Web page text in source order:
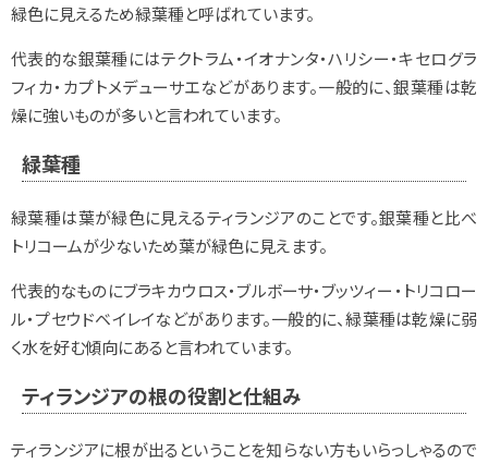
緑色に見えるため緑葉種と呼ばれています。
代表的な銀葉種にはテクトラム・イオナンタ・ハリシー・キセログラ
フィカ・カプトメデューサエなどがあります。一般的に、銀葉種は乾
燥に強いものが多いと言われています。
緑葉種
緑葉種は葉が緑色に見えるティランジアのことです。銀葉種と比べ
トリコームが少ないため葉が緑色に見えます。
代表的なものにブラキカウロス・ブルボーサ・ブッツィー・トリコロー
ル・プセウドベイレイなどがあります。一般的に、緑葉種は乾燥に弱
く水を好む傾向にあると言われています。
ティランジアの根の役割と仕組み
ティランジアに根が出るということを知らない方もいらっしゃるので